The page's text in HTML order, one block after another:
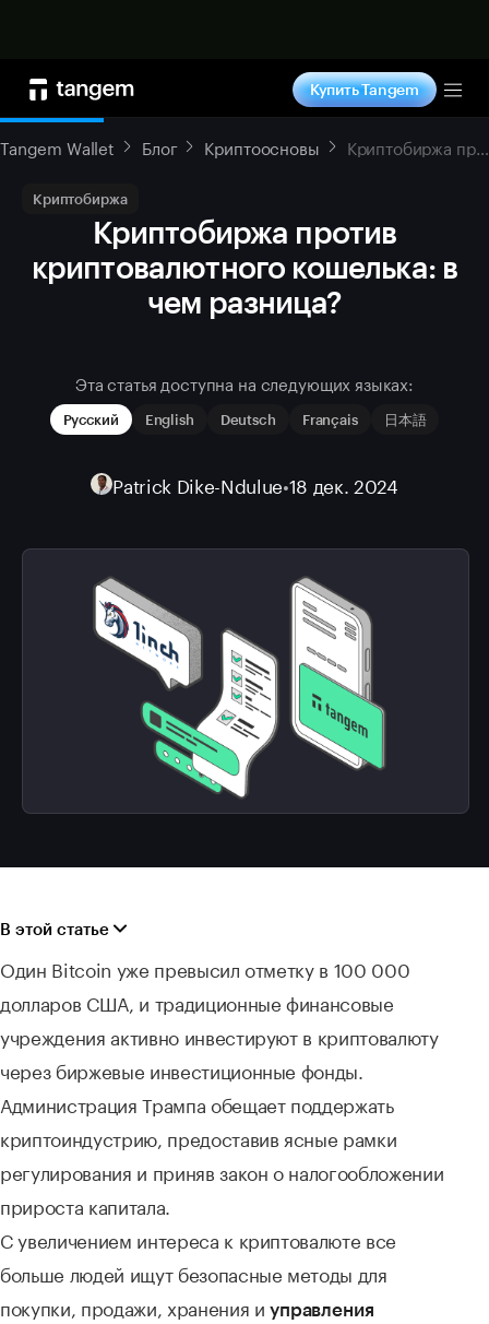
Купить Tangem
Tangem Wallet Блог Криптоосновы Криптобиржа против криптовалютного кошелька: в чем разница?
Криптобиржа
Криптобиржа против
криптовалютного кошелька: в
чем разница?
Эта статья доступна на следующих языках:
Русский English Deutsch Français 日本語
Patrick Dike-Ndulue•18 дек. 2024
В этой статье
Один Bitcoin уже превысил отметку в 100 000
долларов США, и традиционные финансовые
учреждения активно инвестируют в криптовалюту
через биржевые инвестиционные фонды.
Администрация Трампа обещает поддержать
криптоиндустрию, предоставив ясные рамки
регулирования и приняв закон о налогообложении
прироста капитала.
С увеличением интереса к криптовалюте все
больше людей ищут безопасные методы для
покупки, продажи, хранения иуправления